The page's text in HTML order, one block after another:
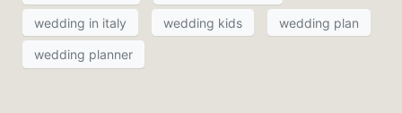
wedding in italy wedding kids wedding plan
wedding planner